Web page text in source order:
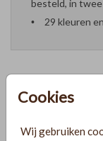
Cookies
Wij gebruiken
besteld, in
29 kleuren
Formaten en prijzen